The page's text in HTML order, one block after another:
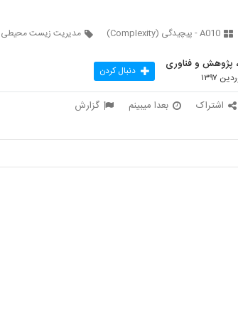
A010 - پیچیدگی (Complexity) مدیریت زیست محیطی
پژوهش و فناوری دنبال کردن
اشتراک بعدا میبینم گزارش